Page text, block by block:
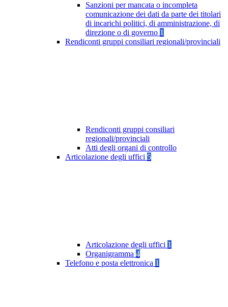
Sanzioni per mancata o incompleta
comunicazione dei dati da parte dei titolari
di incarichi politici, di amministrazione, di
direzione o di governo 1
Rendiconti gruppi consiliari regionali/provinciali
Rendiconti gruppi consiliari
regionali/provinciali
Atti degli organi di controllo
Articolazione degli uffici 5
Articolazione degli uffici 1
Organigramma 4
Telefono e posta elettronica 1